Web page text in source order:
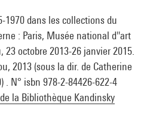
dans les collections du
: Paris, Musée national d''art
23 octobre 2013-26 janvier 2015.
2013 (sous la dir. de Catherine
. N° isbn 978-2-84426-622-4
la Bibliothèque Kandinsky